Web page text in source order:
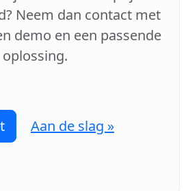
Neem dan contact met
demo en een passende
oplossing.
Aan de slag »